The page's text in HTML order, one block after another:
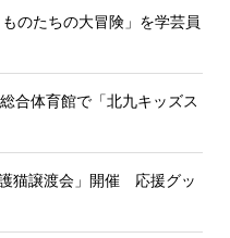
のたちの大冒険」を学芸員
合体育館で「北九キッズス
猫譲渡会」開催 応援グッ